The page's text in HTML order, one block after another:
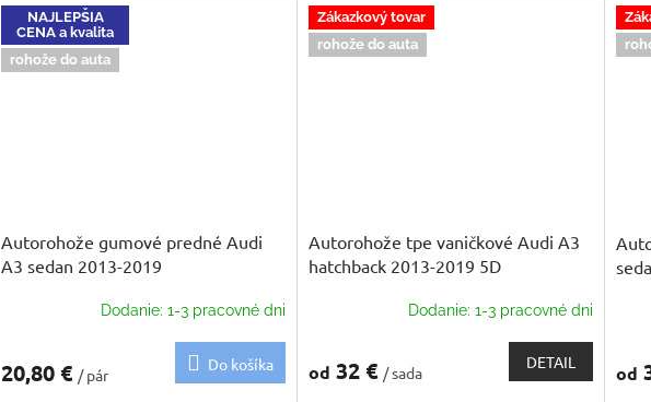
NAJLEPŠIA
CENA a kvalita
rohože do auta
Autorohože gumové predné Audi
A3 sedan 2013-2019
Dodanie: 1-3 pracovné dni
20,80 € / pár
Do košíka
Zákazkový tovar
rohože do auta
Autorohože tpe vaničkové Audi A3
hatchback 2013-2019 5D
Dodanie: 1-3 pracovné dni
od 32 € / sada
DETAIL od